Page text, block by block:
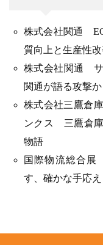
株式会社関通
質向上と生産性
株式会社関通
関通が語る攻撃
株式会社三鷹倉
ンクス 三鷹倉庫
物語
国際物流総合
す、確かな手応え